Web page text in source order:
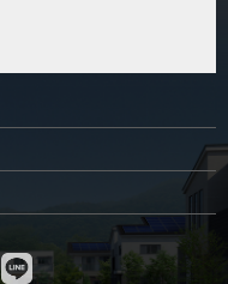
桜ヶ丘駅